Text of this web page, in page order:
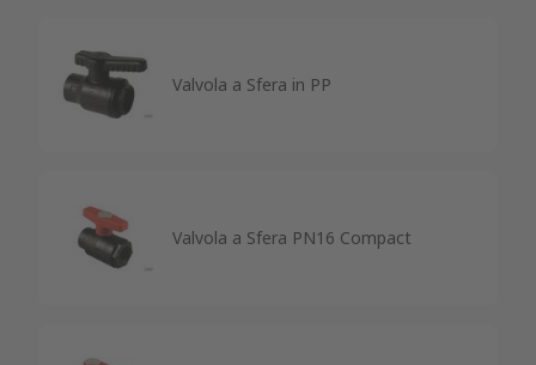
Valvola a Sfera in PP
Valvola a Sfera PN16 Compact